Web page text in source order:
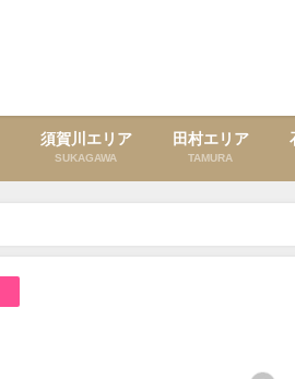
須賀川エリア
SUKAGAWA
田村エリア
TAMURA